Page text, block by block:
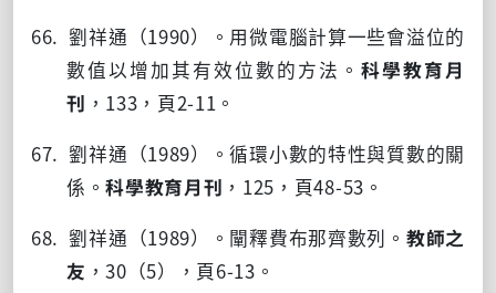
66. 劉祥通（1990）。用微電腦計算一些會溢位的
數值以增加其有效位數的方法。科學教育月
刊 ， 133 ，頁2-11 。
67. 劉祥通（1989）。循環小數的特性與質數的關
係。科學教育月刊 ， 125 ，頁48-53 。
68. 劉祥通（1989）。闡釋費布那齊數列。 教師之
友 ，30 （5），頁6-13 。